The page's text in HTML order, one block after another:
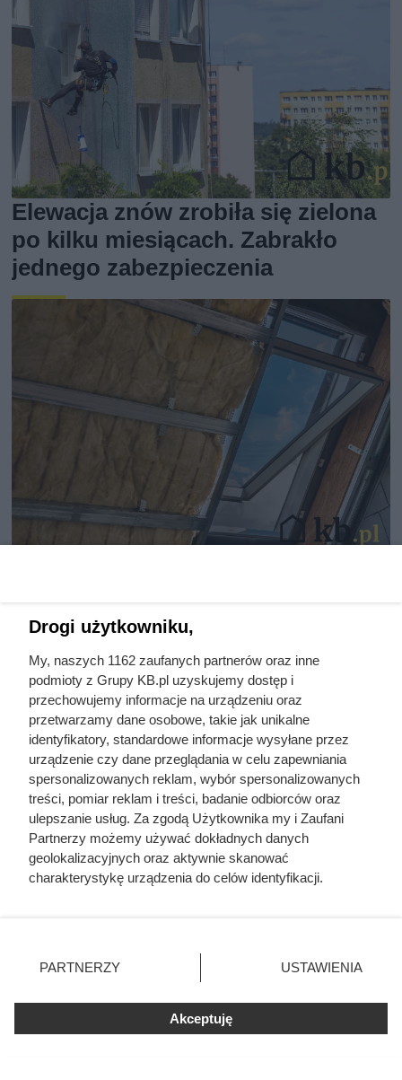
Elewacja znów zrobiła się zielona
po kilku miesiącach. Zabrakło
jednego zabezpieczenia
to pułapka!
Auschwitz. Odtajnione zdjęcia
pokazują, co działo się przed
Drogi użytkowniku,
My, naszych 1162 zaufanych partnerów oraz inne
podmioty z Grupy KB.pl uzyskujemy dostęp i
przechowujemy informacje na urządzeniu oraz
przetwarzamy dane osobowe, takie jak unikalne
identyfikatory, standardowe informacje wysyłane przez
urządzenie czy dane przeglądania w celu zapewniania
spersonalizowanych reklam, wybór spersonalizowanych
treści, pomiar reklam i treści, badanie odbiorców oraz
ulepszanie usług. Za zgodą Użytkownika my i Zaufani
Partnerzy możemy używać dokładnych danych
geolokalizacyjnych oraz aktywnie skanować
charakterystykę urządzenia do celów identyfikacji.
zmienić/wycofać klikając przycisk ustawień prywatności
znajdujący się w lewym dolnym rogu strony. Niektóre
użytkownika, ale masz prawo sprzeciwić się takiemu
przetwarzaniu. Preferencje będą miały zastosowania tylko
PARTNERZY USTAWIENIA
Akceptuję